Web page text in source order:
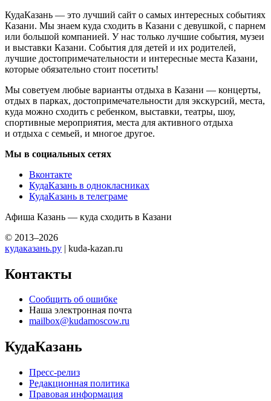
КудаКазань — это лучший сайт о самых интересных событиях
Казани. Мы знаем куда сходить в Казани с девушкой, с парнем
или большой компанией. У нас только лучшие события, музеи
и выставки Казани. События для детей и их родителей,
лучшие достопримечательности и интересные места Казани,
которые обязательно стоит посетить!
Мы советуем любые варианты отдыха в Казани — концерты,
отдых в парках, достопримечательности для экскурсий, места,
куда можно сходить с ребенком, выставки, театры, шоу,
спортивные мероприятия, места для активного отдыха
и отдыха с семьей, и многое другое.
Мы в социальных сетях
Вконтакте
КудаКазань в однокласниках
КудаКазань в телеграме
Афиша Казань — куда сходить в Казани
© 2013–2026
кудаказань.ру | kuda-kazan.ru
Контакты
Сообщить об ошибке
Наша электронная почта
mailbox@kudamoscow.ru
КудаКазань
Пресс-релиз
Редакционная политика
Правовая информация